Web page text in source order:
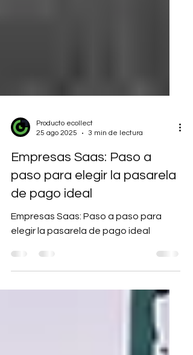
Producto ecollect
25 ago 2025
3 min de lectura
Empresas Saas: Paso a
paso para elegir la pasarela
de pago ideal
Empresas Saas: Paso a paso para